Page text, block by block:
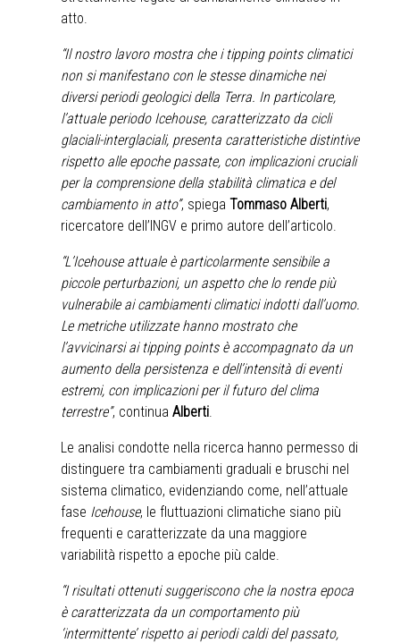
atto.
“Il nostro lavoro mostra che i tipping points climatici
non si manifestano con le stesse dinamiche nei
diversi periodi geologici della Terra. In particolare,
l’attuale periodo Icehouse, caratterizzato da cicli
glaciali-interglaciali, presenta caratteristiche distintive
rispetto alle epoche passate, con implicazioni cruciali
per la comprensione della stabilità climatica e del
cambiamento in atto”, spiega Tommaso Alberti,
ricercatore dell’INGV e primo autore dell’articolo.
“L’Icehouse attuale è particolarmente sensibile a
piccole perturbazioni, un aspetto che lo rende più
vulnerabile ai cambiamenti climatici indotti dall’uomo.
Le metriche utilizzate hanno mostrato che
l’avvicinarsi ai tipping points è accompagnato da un
aumento della persistenza e dell’intensità di eventi
estremi, con implicazioni per il futuro del clima
terrestre”, continua Alberti
Le analisi condotte nella ricerca hanno permesso di
distinguere tra cambiamenti graduali e bruschi nel
sistema climatico, evidenziando come, nell’attuale
fase Icehouse, le fluttuazioni climatiche siano più
frequenti e caratterizzate da una maggiore
variabilità rispetto a epoche più calde.
“I risultati ottenuti suggeriscono che la nostra epoca
è caratterizzata da un comportamento più
‘intermittente’ rispetto ai periodi caldi del passato,